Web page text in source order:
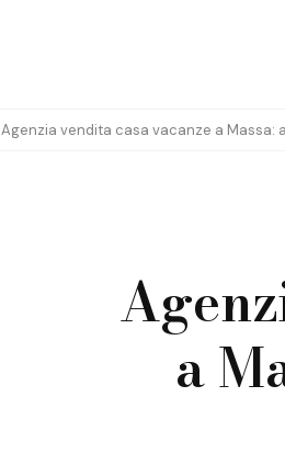
Agenzia vendita casa vacanze a Massa:
a